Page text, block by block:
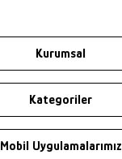
Kurumsal
Kategoriler
Mobil Uygulamalarımız